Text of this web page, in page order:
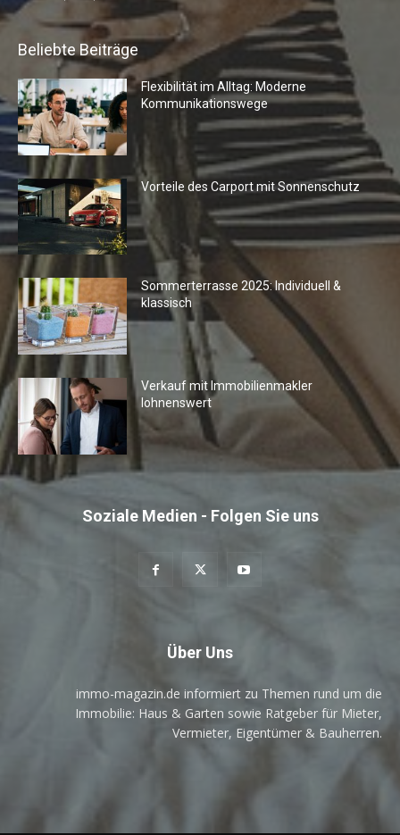
Beliebte Beiträge
Flexibilität im Alltag: Moderne
Kommunikationswege
Vorteile des Carport mit Sonnenschutz
Sommerterrasse 2025: Individuell &
klassisch
Verkauf mit Immobilienmakler
lohnenswert
Soziale Medien - Folgen Sie uns
Über Uns
immo-magazin.de informiert zu Themen rund um die
Immobilie: Haus & Garten sowie Ratgeber für Mieter,
Vermieter, Eigentümer & Bauherren.